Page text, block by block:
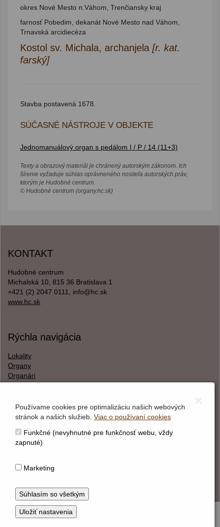
okres Nové Mesto n.Váhom, Trenčiansky kraj
farnosť Pobedim, dekanát Nové Mesto nad Váhom,
Trnavská arcidiecéza
Kostol sv. Michala, archanjela [r. kat.
farský]
Stavba postavená 1678.
SÚČASNÉ NÁSTROJE V OBJEKTE
Jednomanuálový organ s pedálom I / P / 14 (11+3)
Texty a obrazový materiál je chránený autorským zákonom. Ich
šírenie vyžaduje súhlas oprávneného nositeľa autorských práv,
ktorým je Hudobné centrum.
© Hudobné centrum (organy.hc.sk)
KONTAKT
Hudobné centrum
Michalská 10, 815 36 Bratislava 1
+421 (2) 2047 0111, info@hc.sk
www.hc.sk
Rýchla navigácia
Lokality
Organy
Organári
O webstránke
Správca obsahu
Vyhlásenie o cookies
© Hudobné centrum 2026
Používame cookies pre optimalizáciu našich webových
stránok a našich služieb. Viac o používaní cookies
Funkčné (nevyhnutné pre funkčnosť webu, vždy
zapnuté)
Marketing